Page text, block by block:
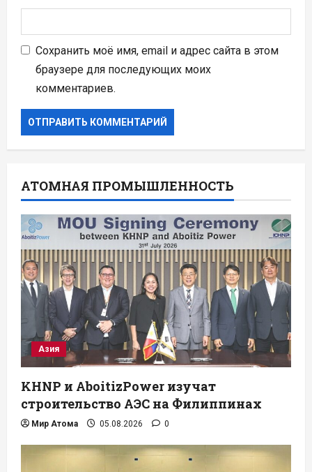
Сохранить моё имя, email и адрес сайта в этом
браузере для последующих моих
комментариев.
АТОМНАЯ ПРОМЫШЛЕННОСТЬ
Азия
KHNP и AboitizPower изучат
строительство АЭС на Филиппинах
Мир Атома 05.08.2026 0